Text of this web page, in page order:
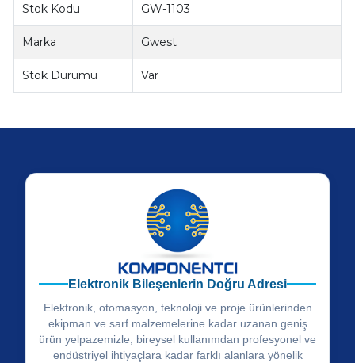
Stok Kodu GW-1103
Marka Gwest
Stok Durumu Var
Elektronik Bileşenlerin Doğru Adresi
Elektronik, otomasyon, teknoloji ve proje ürünlerinden
ekipman ve sarf malzemelerine kadar uzanan geniş
ürün yelpazemizle; bireysel kullanımdan profesyonel ve
endüstriyel ihtiyaçlara kadar farklı alanlara yönelik